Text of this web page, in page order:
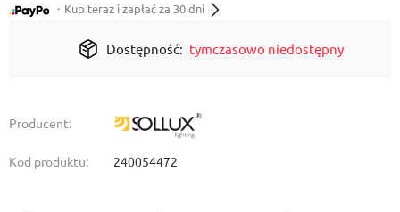
・Kup teraz i zapłać za 30 dni
Dostępność: tymczasowo niedostępny
Producent:
Kod produktu: 240054472